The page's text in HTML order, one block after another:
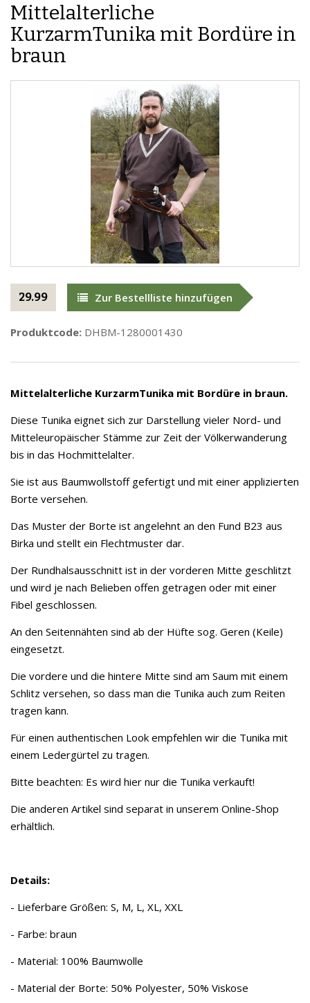
Mittelalterliche
KurzarmTunika mit Bordüre in
braun
29.99 Zur Bestellliste hinzufügen
Produktcode: DHBM-1280001430
Mittelalterliche KurzarmTunika mit Bordüre in braun.
Diese Tunika eignet sich zur Darstellung vieler Nord- und
Mitteleuropäischer Stämme zur Zeit der Völkerwanderung
bis in das Hochmittelalter.
Sie ist aus Baumwollstoff gefertigt und mit einer applizierten
Borte versehen.
Das Muster der Borte ist angelehnt an den Fund B23 aus
Birka und stellt ein Flechtmuster dar.
Der Rundhalsausschnitt ist in der vorderen Mitte geschlitzt
und wird je nach Belieben offen getragen oder mit einer
Fibel geschlossen.
An den Seitennähten sind ab der Hüfte sog. Geren (Keile)
eingesetzt.
Die vordere und die hintere Mitte sind am Saum mit einem
Schlitz versehen, so dass man die Tunika auch zum Reiten
tragen kann.
Für einen authentischen Look empfehlen wir die Tunika mit
einem Ledergürtel zu tragen.
Bitte beachten: Es wird hier nur die Tunika verkauft!
Die anderen Artikel sind separat in unserem Online-Shop
erhältlich.
Details:
- Lieferbare Größen: S, M, L, XL, XXL
- Farbe: braun
- Material: 100% Baumwolle
- Material der Borte: 50% Polyester, 50% Viskose